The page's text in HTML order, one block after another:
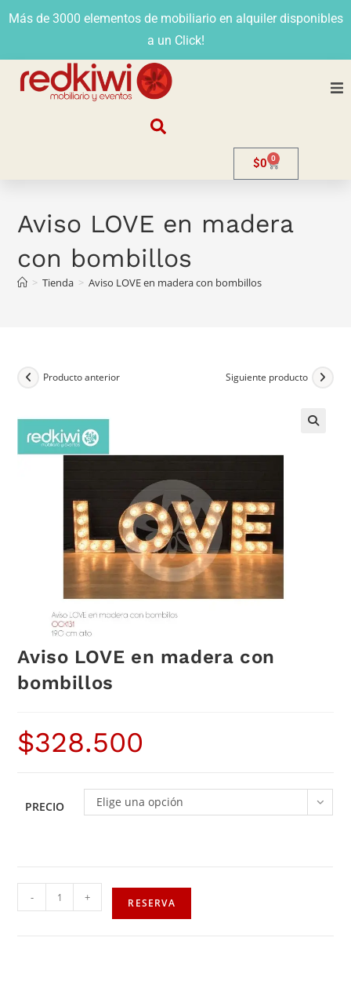
Más de 3000 elementos de mobiliario en alquiler disponibles
a un Click!
$0 0
Aviso LOVE en madera
con bombillos
> Tienda > Aviso LOVE en madera con bombillos
Producto anterior Siguiente producto
Aviso LOVE en madera con
bombillos
$328.500
PRECIO Elige una opción
- + RESERVA